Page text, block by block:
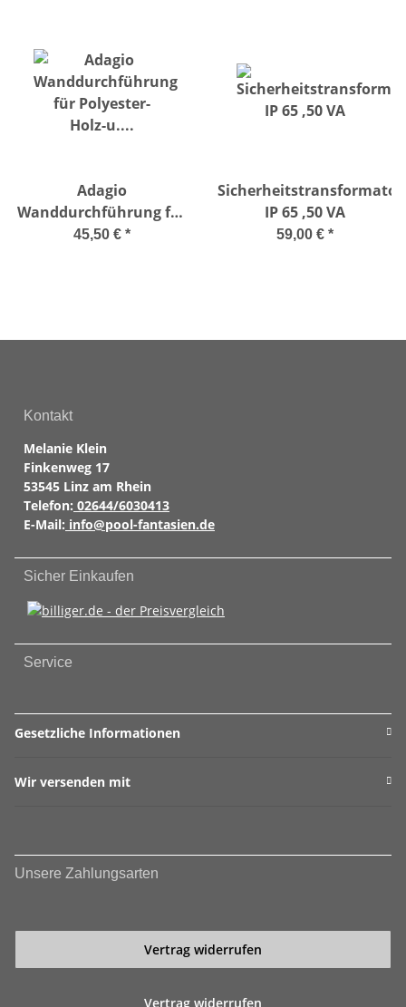
Adagio
Wanddurchführung für
Polyester- Holz-u.
45,50 € *
Sicherheitstransformator
IP 65 ,50 VA
59,00 € *
Kontakt
Melanie Klein
Finkenweg 17
53545 Linz am Rhein
Telefon: 02644/6030413
E-Mail: info@pool-fantasien.de
Sicher Einkaufen
Service
Gesetzliche Informationen
Wir versenden mit
Unsere Zahlungsarten
Vertrag widerrufen
Vertrag widerrufen